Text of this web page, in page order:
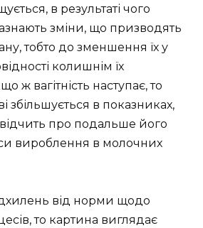
в результаті чого
зміни, що призводять
тобто до зменшення їх у
колишнім їх
ж вагітність наступає, то
збільшується в показниках,
про подальше його
вироблення в молочних
від норми щодо
то картина виглядає